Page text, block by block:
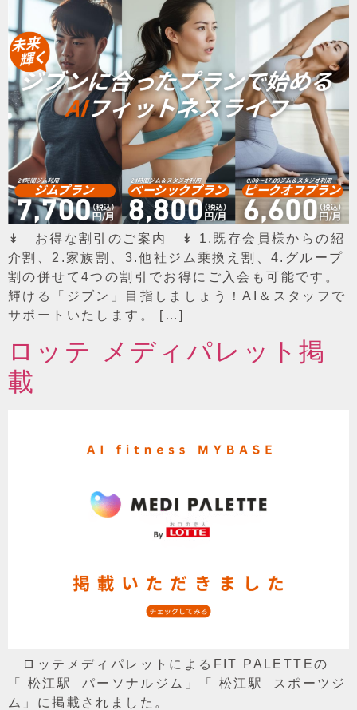
↡ お得な割引のご案内 ↡ 1.既存会員様からの紹
介割、2.家族割、3.他社ジム乗換え割、4.グループ
割の併せて4つの割引でお得にご入会も可能です。
輝ける「ジブン」目指しましょう！AI＆スタッフで
サポートいたします。 […]
ロッテ メディパレット掲
載
ロッテメディパレットによるFIT PALETTEの
「 松江駅 パーソナルジム」「 松江駅 スポーツジ
ム」に掲載されました。